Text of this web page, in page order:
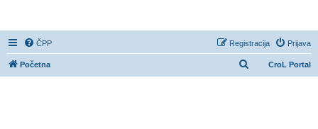
ČPP Prijava
Registracija
CroL Portal
Početna